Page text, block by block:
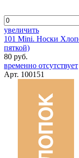
увеличить
101 Mini. Носки
пяткой)
80 руб.
временно отсутствует
Арт. 100151